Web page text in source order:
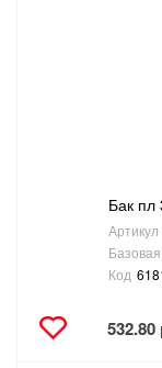
Бак пл
Артикул
Код
532.80